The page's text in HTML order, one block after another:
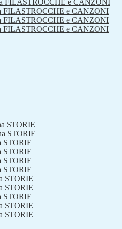
FILASTROCCHE e CANZONI
FILASTROCCHE e CANZONI
FILASTROCCHE e CANZONI
FILASTROCCHE e CANZONI
STORIE
STORIE
STORIE
STORIE
STORIE
STORIE
STORIE
STORIE
STORIE
STORIE
STORIE